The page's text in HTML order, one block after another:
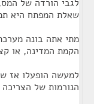
לגבי הורדה של
שאלת המפתח היא
מתי אתה בונה
הקמת המדינה, או
למעשה הופעלו אז
הנורמות של